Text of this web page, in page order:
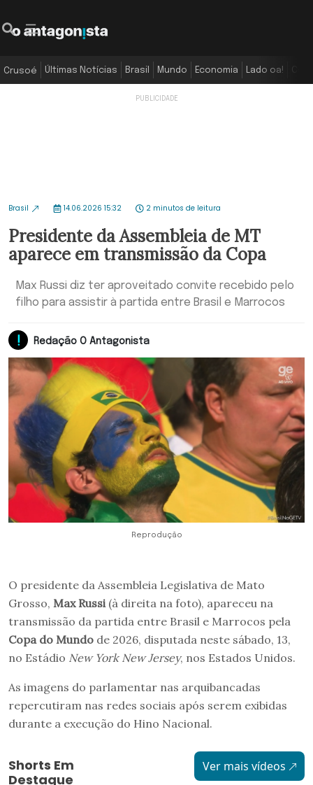
Crusoé Últimas Notícias Brasil Mundo Economia Lado oa!
Brasil 14.06.2026 15:32 2 minutos de leitura
Presidente da Assembleia de MT
aparece em transmissão da Copa
Max Russi diz ter aproveitado convite recebido pelo
filho para assistir à partida entre Brasil e Marrocos
Redação O Antagonista
Reprodução
O presidente da Assembleia Legislativa de Mato
Grosso, Max Russi (à direita na foto), apareceu na
transmissão da partida entre Brasil e Marrocos pela
Copa do Mundo de 2026, disputada neste sábado, 13,
no Estádio New York New Jersey, nos Estados Unidos.
As imagens do parlamentar nas arquibancadas
repercutiram nas redes sociais após serem exibidas
durante a execução do Hino Nacional.
Shorts Em
Destaque
Ver mais vídeos